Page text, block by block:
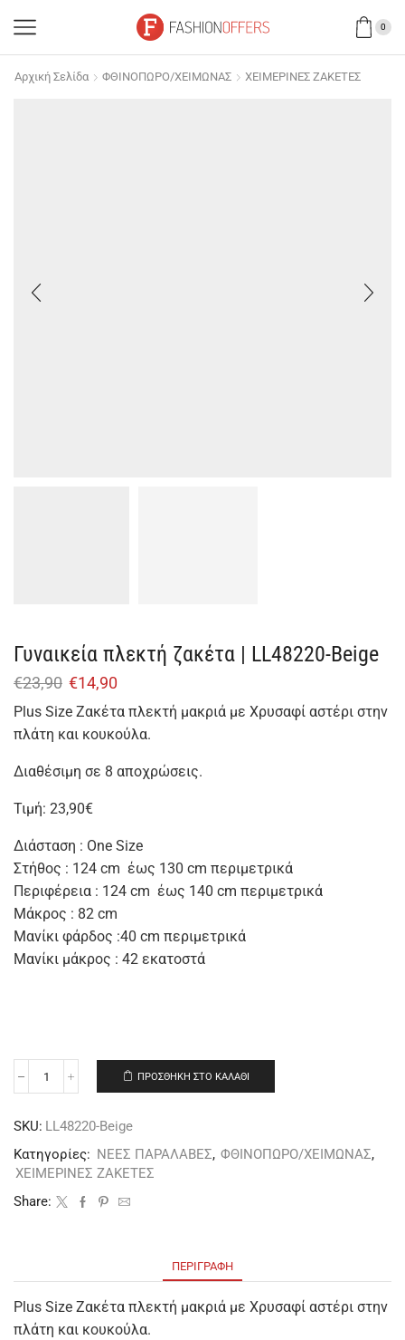
0
Αρχική Σελίδα ΦΘΙΝΟΠΩΡΟ/ΧΕΙΜΩΝΑΣ ΧΕΙΜΕΡΙΝΕΣ ΖΑΚΕΤΕΣ
Γυναικεία πλεκτή ζακέτα | LL48220-Beige
€23,90 €14,90
Plus Size Ζακέτα πλεκτή μακριά με Χρυσαφί αστέρι στην
πλάτη και κουκούλα.
Διαθέσιμη σε 8 αποχρώσεις.
Τιμή: 23,90€
Διάσταση : One Size
Στήθος : 124 cm έως 130 cm περιμετρικά
Περιφέρεια : 124 cm έως 140 cm περιμετρικά
Μάκρος : 82 cm
Μανίκι φάρδος :40 cm περιμετρικά
Μανίκι μάκρος : 42 εκατοστά
ΠΡΟΣΘΉΚΗ ΣΤΟ ΚΑΛΆΘΙ
SKU: LL48220-Beige
Κατηγορίες: ΝΕΕΣ ΠΑΡΑΛΑΒΕΣ, ΦΘΙΝΟΠΩΡΟ/ΧΕΙΜΩΝΑΣ,
ΧΕΙΜΕΡΙΝΕΣ ΖΑΚΕΤΕΣ
Share:
ΠΕΡΙΓΡΑΦΉ
Plus Size Ζακέτα πλεκτή μακριά με Χρυσαφί αστέρι στην
πλάτη και κουκούλα.